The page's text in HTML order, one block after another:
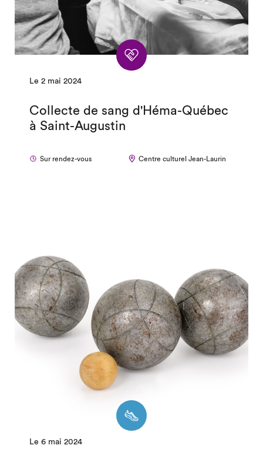
Le 2 mai 2024
Collecte de sang d'Héma-Québec
à Saint-Augustin
Sur rendez-vous Centre culturel Jean-Laurin
Le 6 mai 2024